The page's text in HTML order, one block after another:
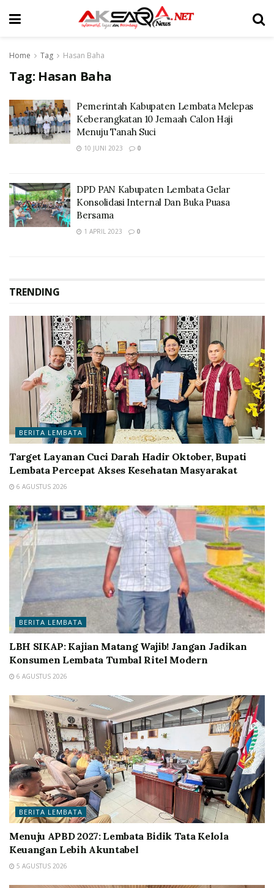
Home Tag Hasan Baha
Tag: Hasan Baha
Pemerintah Kabupaten Lembata Melepas
Keberangkatan 10 Jemaah Calon Haji
Menuju Tanah Suci
10 JUNI 2023 0
DPD PAN Kabupaten Lembata Gelar
Konsolidasi Internal Dan Buka Puasa
Bersama
1 APRIL 2023 0
TRENDING
BERITA LEMBATA
Target Layanan Cuci Darah Hadir Oktober, Bupati
Lembata Percepat Akses Kesehatan Masyarakat
6 AGUSTUS 2026
BERITA LEMBATA
LBH SIKAP: Kajian Matang Wajib! Jangan Jadikan
Konsumen Lembata Tumbal Ritel Modern
6 AGUSTUS 2026
BERITA LEMBATA
Menuju APBD 2027: Lembata Bidik Tata Kelola
Keuangan Lebih Akuntabel
5 AGUSTUS 2026